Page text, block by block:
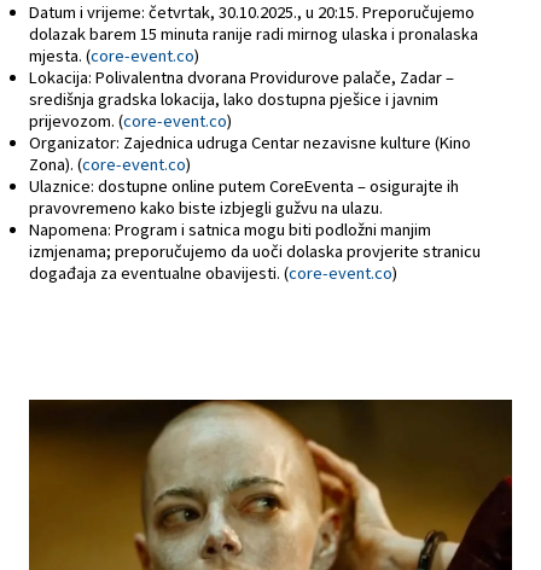
Datum i vrijeme: četvrtak, 30.10.2025., u 20:15. Preporučujemo
dolazak barem 15 minuta ranije radi mirnog ulaska i pronalaska
mjesta. (core-event.co)
Lokacija: Polivalentna dvorana Providurove palače, Zadar –
središnja gradska lokacija, lako dostupna pješice i javnim
prijevozom. (core-event.co)
Organizator: Zajednica udruga Centar nezavisne kulture (Kino
Zona). (core-event.co)
Ulaznice: dostupne online putem CoreEventa – osigurajte ih
pravovremeno kako biste izbjegli gužvu na ulazu.
Napomena: Program i satnica mogu biti podložni manjim
izmjenama; preporučujemo da uoči dolaska provjerite stranicu
događaja za eventualne obavijesti. (core-event.co)